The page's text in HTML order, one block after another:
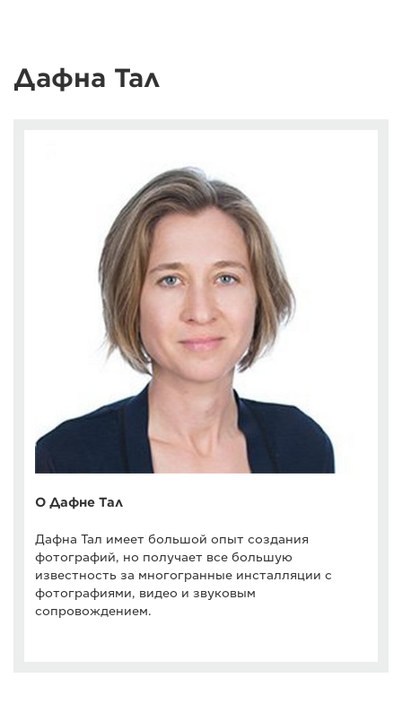
Дафна Тал
О Дафне Тал
Дафна Тал имеет большой опыт создания
фотографий, но получает все большую
известность за многогранные инсталляции с
фотографиями, видео и звуковым
сопровождением.